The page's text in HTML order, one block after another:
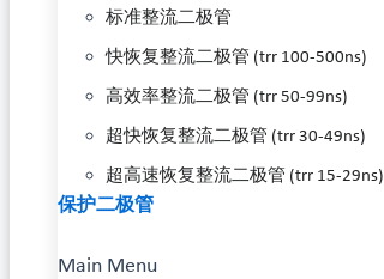
标准整流二极管
快恢复整流二极管 (trr 100-500ns)
高效率整流二极管 (trr 50-99ns)
超快恢复整流二极管 (trr 30-49ns)
超高速恢复整流二极管 (trr 15-29ns)
保护二极管
Main Menu